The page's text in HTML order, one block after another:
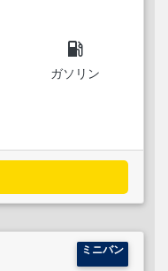
local_gas_station
ガソリン
ミニバン